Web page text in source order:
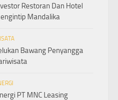
Restoran Dan Hotel
Mandalika
Bawang Penyangga
PT MNC Leasing